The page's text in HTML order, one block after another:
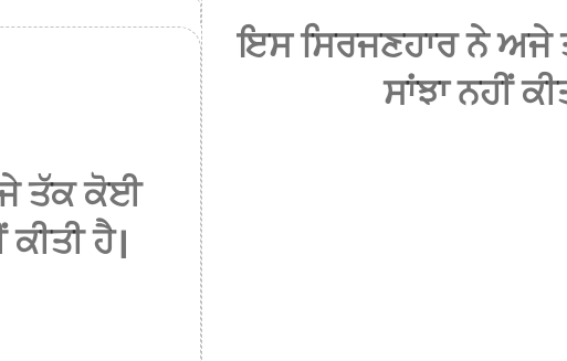
ਤੱਕ ਕੋਈ
ਹੈ।
ਇਸ ਸਿਰਜਣਹਾਰ ਨੇ ਅਜੇ
ਸਾਂਝਾ ਨਹੀਂ